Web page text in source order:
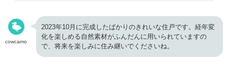
cowcamo
2023年10月に完成したばかりのきれいな住戸です。経年変
化を楽しめる自然素材がふんだんに用いられていますの
で、将来を楽しみに住み継いでくださいね。